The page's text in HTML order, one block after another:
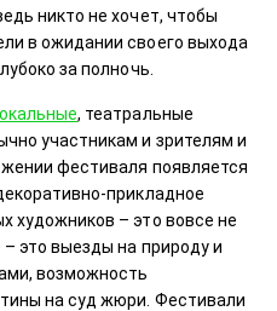
никто не хочет, чтобы
в ожидании своего выхода
за полночь.
, театральные
участникам и зрителям и
фестиваля появляется
прикладное
художников – это вовсе не
это выезды на природу и
возможность
на суд жюри. Фестивали